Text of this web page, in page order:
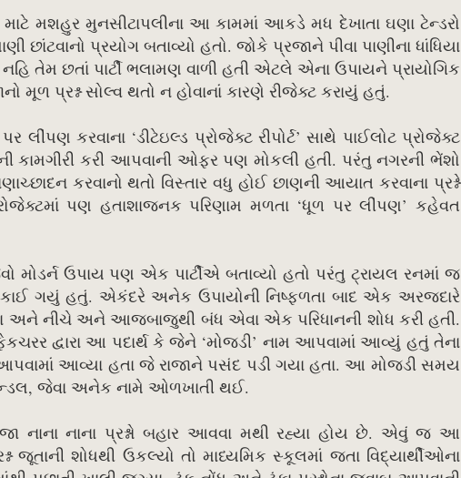
માટે મશહુર મુનસીટાપલીના આ કામમાં આકડે મધ દેખાતા ઘણા ટેન્ડરો
પ્રયોગ બતાવ્યો હતો. જોકે પ્રજાને પીવા પાણીના ધાંધિયા
નહિ તેમ છતાં પાર્ટી ભલામણ વાળી હતી એટલે એના ઉપાયને પ્રાયોગિક
મૂળ પ્રશ્ન સોલ્વ થતો ન હોવાનાં કારણે રીજેક્ટ કરાયું હતું.
કરવાના ‘ડીટેઇલ્ડ પ્રોજેક્ટ રીપોર્ટ’ સાથે પાઈલોટ પ્રોજેક્ટ
કામગીરી કરી આપવાની ઓફર પણ મોકલી હતી. પરંતુ નગરની ભેંશો
કરવાનો થતો વિસ્તાર વધુ હોઈ છાણની આયાત કરવાના પ્રશ્ને
પણ હતાશાજનક પરિણામ મળતા ‘ધૂળ પર લીંપણ’ કહેવત
મોડર્ન ઉપાય પણ એક પાર્ટીએ બતાવ્યો હતો પરંતુ ટ્રાયલ રનમાં જ
ગયું હતું. એકંદરે અનેક ઉપાયોની નિષ્ફળતા બાદ એક અરજદારે
અને નીચે અને આજબાજુથી બંધ એવા એક પરિધાનની શોધ કરી હતી.
દ્વારા આ પદાર્થ કે જેને ‘મોજડી’ નામ આપવામાં આવ્યું હતું તેના
આવ્યા હતા જે રાજાને પસંદ પડી ગયા હતા. આ મોજડી સમય
જેવા અનેક નામે ઓળખાતી થઈ.
નાના નાના પ્રશ્નો બહાર આવવા મથી રહ્યા હોય છે. એવું જ આ
જૂતાની શોધથી ઉકલ્યો તો માધ્યમિક સ્કૂલમાં જતા વિદ્યાર્થીઓના